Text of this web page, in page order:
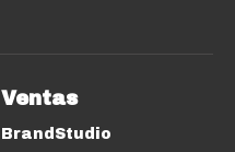
Ventas
BrandStudio